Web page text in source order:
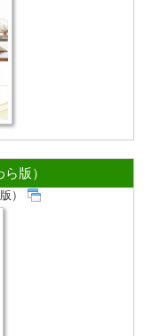
版）
）